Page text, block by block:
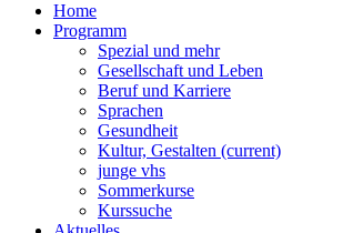
Home
Programm
Spezial und mehr
Gesellschaft und Leben
Beruf und Karriere
Sprachen
Gesundheit
Kultur, Gestalten (current)
junge vhs
Sommerkurse
Kurssuche